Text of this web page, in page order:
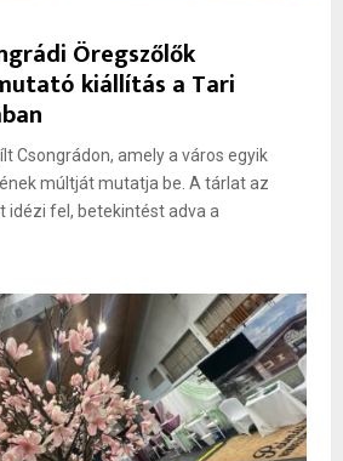
Öregszőlők
kiállítás a Tari
Csongrádon, amely a város egyik
múltját mutatja be. A tárlat az
idézi fel, betekintést adva a